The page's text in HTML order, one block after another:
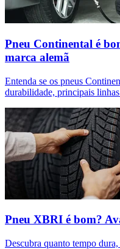
Pneu Continental é
marca alemã
Entenda se os pneus
durabilidade, principais
Pneu XBRI é bom?
Descubra quanto tempo